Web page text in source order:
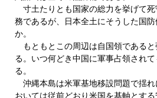
寸土たりとも国家の総力を挙げて
務であるが、日本全土にそうした国
か。
もともとこの周辺は自国領である
る。いつ何どき中国に軍事占領され
る。
沖縄本島は米軍基地移設問題で揺れ
おいては従前どおり米国を基軸とす